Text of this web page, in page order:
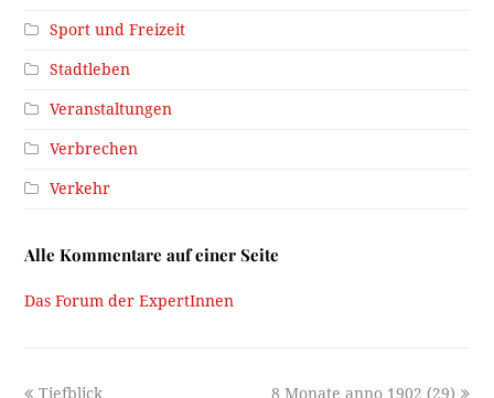
Sport und Freizeit
Stadtleben
Veranstaltungen
Verbrechen
Verkehr
Alle Kommentare auf einer Seite
Das Forum der ExpertInnen
previous
Tiefblick next
8 Monate anno 1902 (29)